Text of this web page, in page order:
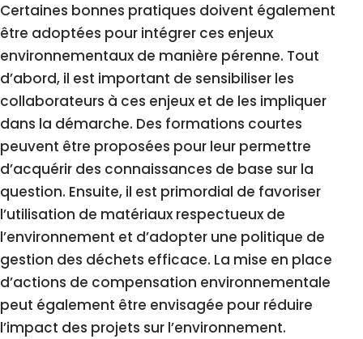
Certaines bonnes pratiques doivent également
être adoptées pour intégrer ces enjeux
environnementaux de manière pérenne. Tout
d’abord, il est important de sensibiliser les
collaborateurs à ces enjeux et de les impliquer
dans la démarche. Des formations courtes
peuvent être proposées pour leur permettre
d’acquérir des connaissances de base sur la
question. Ensuite, il est primordial de favoriser
l’utilisation de matériaux respectueux de
l’environnement et d’adopter une politique de
gestion des déchets efficace. La mise en place
d’actions de compensation environnementale
peut également être envisagée pour réduire
l’impact des projets sur l’environnement.